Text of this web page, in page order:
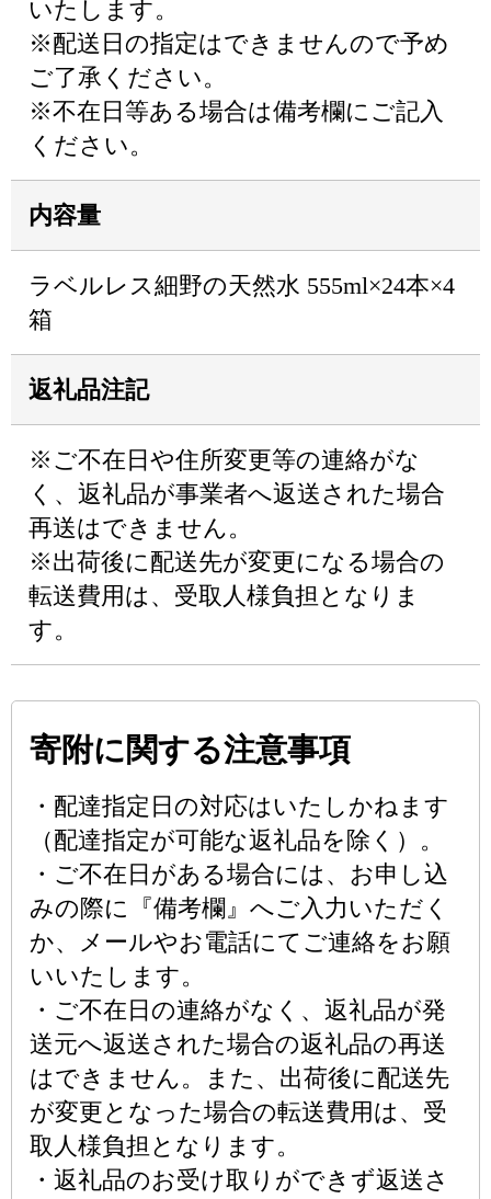
いたします。
※配送日の指定はできませんので予め
ご了承ください。
※不在日等ある場合は備考欄にご記入
ください。
内容量
ラベルレス細野の天然水 555ml×24本×4
箱
返礼品注記
※ご不在日や住所変更等の連絡がな
く、返礼品が事業者へ返送された場合
再送はできません。
※出荷後に配送先が変更になる場合の
転送費用は、受取人様負担となりま
す。
寄附に関する注意事項
・配達指定日の対応はいたしかねます
（配達指定が可能な返礼品を除く）。
・ご不在日がある場合には、お申し込
みの際に『備考欄』へご入力いただく
か、メールやお電話にてご連絡をお願
いいたします。
・ご不在日の連絡がなく、返礼品が発
送元へ返送された場合の返礼品の再送
はできません。また、出荷後に配送先
が変更となった場合の転送費用は、受
取人様負担となります。
・返礼品のお受け取りができず返送さ